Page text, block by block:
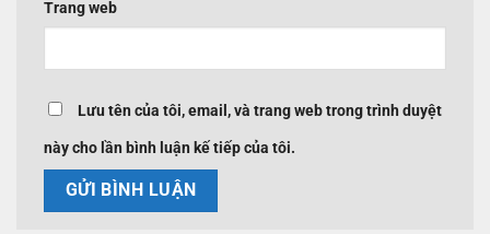
Trang web
Lưu tên của tôi, email, và trang web trong trình duyệt
này cho lần bình luận kế tiếp của tôi.